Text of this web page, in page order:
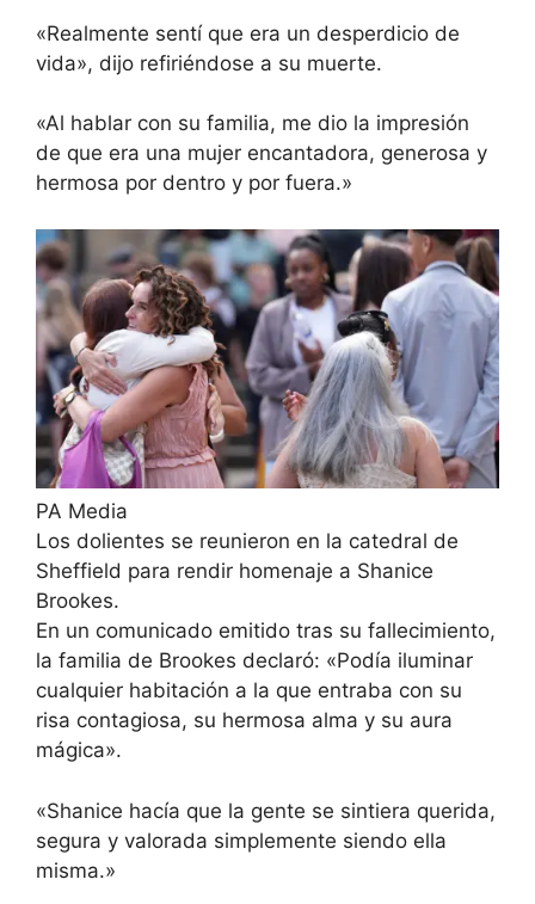
«Realmente sentí que era un desperdicio de
vida», dijo refiriéndose a su muerte.
«Al hablar con su familia, me dio la impresión
de que era una mujer encantadora, generosa y
hermosa por dentro y por fuera.»
PA Media
Los dolientes se reunieron en la catedral de
Sheffield para rendir homenaje a Shanice
Brookes.
En un comunicado emitido tras su fallecimiento,
la familia de Brookes declaró: «Podía iluminar
cualquier habitación a la que entraba con su
risa contagiosa, su hermosa alma y su aura
mágica».
«Shanice hacía que la gente se sintiera querida,
segura y valorada simplemente siendo ella
misma.»